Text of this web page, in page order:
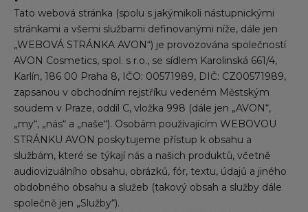
Tato webová stránka (spolu s jakýmikoli nástupnickými
stránkami a všemi službami definovanými níže, dále jen
„WEBOVÁ STRÁNKA AVON“) je provozována společností
AVON Cosmetics, spol. s r.o., se sídlem Karolinská 661/4,
Karlín, 186 00 Praha 8, IČO: 00571989, DIČ: CZ00571989,
zapsanou v obchodním rejstříku vedeném Městským
soudem v Praze, oddíl C, vložka 998 (dále jen „AVON“,
„my“, „nás“ a „naše“). Osobám používajícím WEBOVOU
STRÁNKU AVON poskytujeme přístup k obsahu a
službám, které se týkají nás a našich produktů, včetně
audiovizuálního obsahu, obrázků, fór, textu, údajů a jiného
obdobného obsahu a služeb (takový obsah a služby dále
společně jen „Služby“).